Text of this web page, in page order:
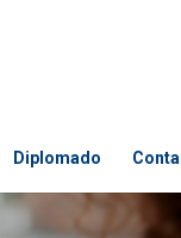
Diplomado